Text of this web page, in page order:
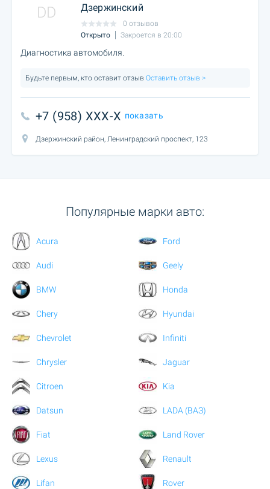
DD
Дзержинский
0 отзывов
Открыто
Закроется в 20:00
Диагностика автомобиля.
Будьте первым, кто оставит отзыв Оставить отзыв >
+7 (958) XXX-X показать
Дзержинский район, Ленинградский проспект, 123
Популярные марки авто:
Acura
Audi
BMW
Chery
Chevrolet
Chrysler
Citroen
Datsun
Fiat
Ford
Geely
Honda
Hyundai
Infiniti
Jaguar
Kia
LADA (ВАЗ)
Land Rover
Lexus
Lifan
Renault
Rover